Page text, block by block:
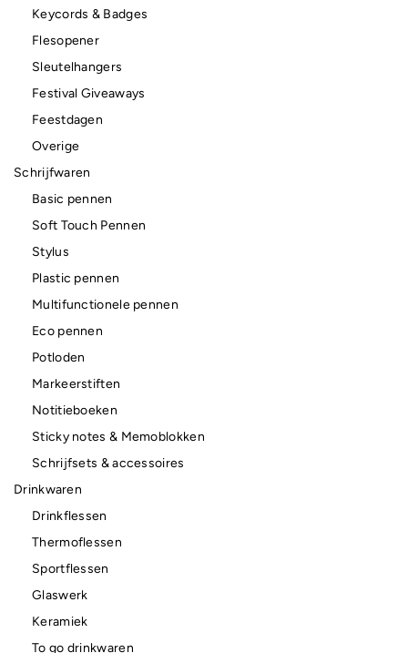
Keycords & Badges
Flesopener
Sleutelhangers
Festival Giveaways
Feestdagen
Overige
Schrijfwaren
Basic pennen
Soft Touch Pennen
Stylus
Plastic pennen
Multifunctionele pennen
Eco pennen
Potloden
Markeerstiften
Notitieboeken
Sticky notes & Memoblokken
Schrijfsets & accessoires
Drinkwaren
Drinkflessen
Thermoflessen
Sportflessen
Glaswerk
Keramiek
To go drinkwaren